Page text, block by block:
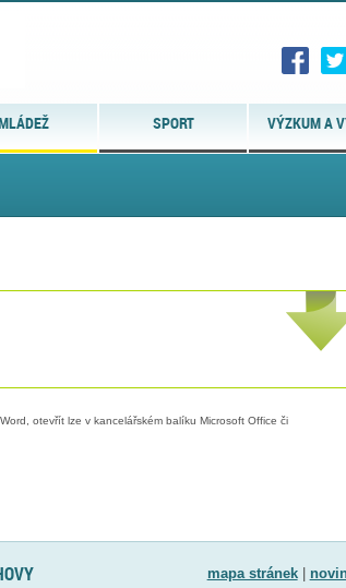
SPORT VÝZKUM A
otevřít lze v kancelářském balíku Microsoft Office či
mapa stránek|